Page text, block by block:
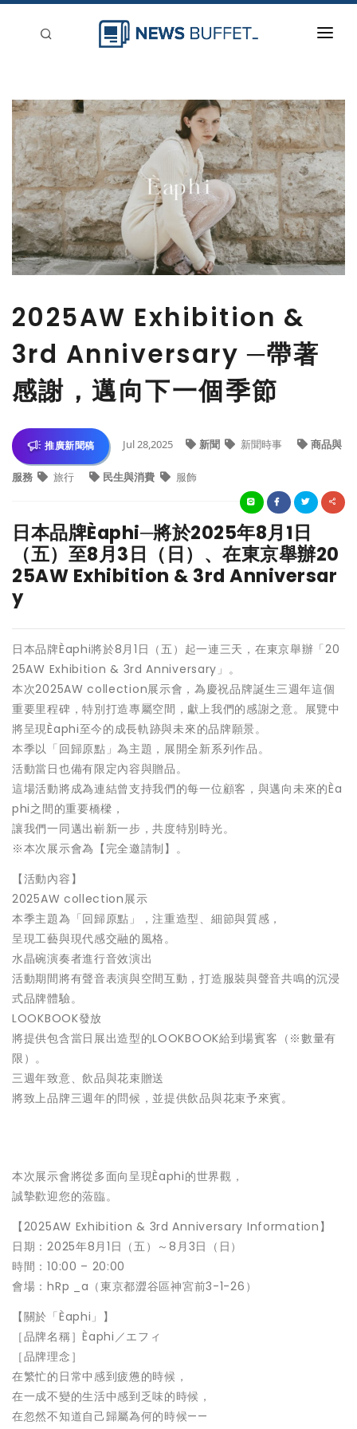
新聞稿分類
登入
刊登
2025AW Exhibition &
3rd Anniversary ─帶著
感謝，邁向下一個季節
推廣新聞稿 Jul 28,2025 新聞 新聞時事 商品與
服務 旅行 民生與消費 服飾
日本品牌Èaphi─將於2025年8月1日
（五）至8月3日（日）、在東京舉辦20
25AW Exhibition & 3rd Anniversar
y
日本品牌Èaphi將於8月1日（五）起一連三天，在東京舉辦「20
25AW Exhibition & 3rd Anniversary」。
本次2025AW collection展示會，為慶祝品牌誕生三週年這個
重要里程碑，特別打造專屬空間，獻上我們的感謝之意。展覽中
將呈現Èaphi至今的成長軌跡與未來的品牌願景。
本季以「回歸原點」為主題，展開全新系列作品。
活動當日也備有限定內容與贈品。
這場活動將成為連結曾支持我們的每一位顧客，與邁向未來的Èa
phi之間的重要橋樑，
讓我們一同邁出嶄新一步，共度特別時光。
※本次展示會為【完全邀請制】。
【活動內容】
2025AW collection展示
本季主題為「回歸原點」，注重造型、細節與質感，
呈現工藝與現代感交融的風格。
水晶碗演奏者進行音效演出
活動期間將有聲音表演與空間互動，打造服裝與聲音共鳴的沉浸
式品牌體驗。
LOOKBOOK發放
將提供包含當日展出造型的LOOKBOOK給到場賓客（※數量有
限）。
三週年致意、飲品與花束贈送
將致上品牌三週年的問候，並提供飲品與花束予來賓。
本次展示會將從多面向呈現Èaphi的世界觀，
誠摯歡迎您的蒞臨。
【2025AW Exhibition & 3rd Anniversary Information】
日期：2025年8月1日（五）～8月3日（日）
時間：10:00 – 20:00
會場：hRp _a（東京都澀谷區神宮前3-1-26）
【關於「Èaphi」】
［品牌名稱］Èaphi／エフィ
［品牌理念］
在繁忙的日常中感到疲憊的時候，
在一成不變的生活中感到乏味的時候，
在忽然不知道自己歸屬為何的時候——